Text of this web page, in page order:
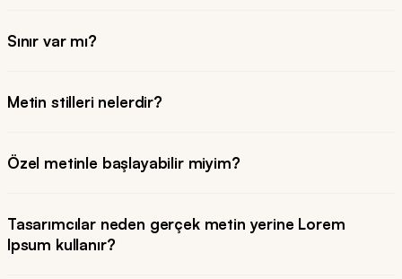
Sınır var mı?
Metin stilleri nelerdir?
Özel metinle başlayabilir miyim?
Tasarımcılar neden gerçek metin yerine Lorem
Ipsum kullanır?